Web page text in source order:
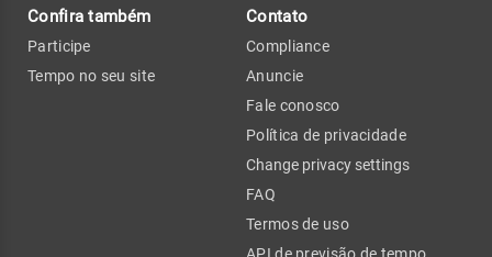
Confira também
Participe
Tempo no seu site
Contato
Compliance
Anuncie
Fale conosco
Política de privacidade
Change privacy settings
FAQ
Termos de uso
API de previsão de tempo